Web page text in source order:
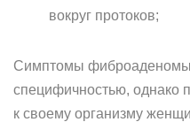
вокруг протоков;
Симптомы фиброаденомы
специфичностью, однако
к своему организму